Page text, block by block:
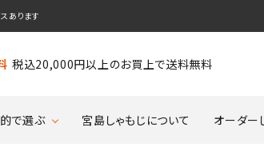
あります
税込20,000円以上のお買上で送料無料
で選ぶ 宮島しゃもじについて オーダー